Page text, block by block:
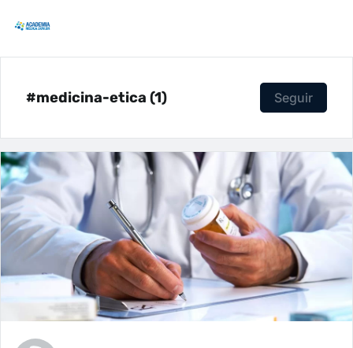
#medicina-etica (1) Seguir